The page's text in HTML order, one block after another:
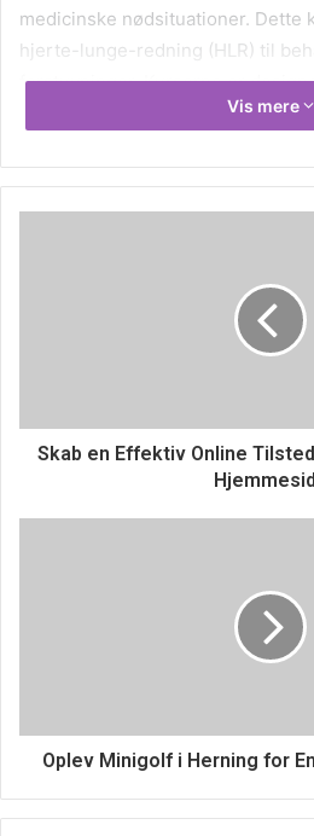
medicinske nødsituationer. Dette
hjerte-lunge-redning (HLR) til
forstuvninger. Kurserne er
teoretisk viden og praktiske
Hvorfor er det
At have
mange situationer. Uanset om det
Mange mennesker føler sig
ved at tage et kursus kan man
førstehjælpskurser?
Førstehjælpskurser er ikke kun
trænere og personer, der
samfundet kan øge chancerne
Vis mere
Skab en Effektiv Online
Oplev Minigolf i Herning for